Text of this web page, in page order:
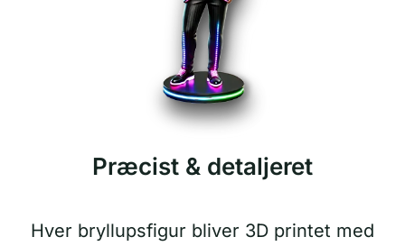
Præcist & detaljeret
Hver bryllupsfigur bliver 3D printet med